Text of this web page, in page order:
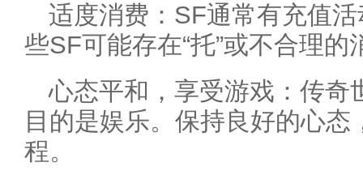
适度消费：SF通常有充值
些SF可能存在“托”或不合理的
心态平和，享受游戏：传奇
目的是娱乐。保持良好的心
程。